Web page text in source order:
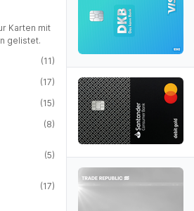
Karten mit
gelistet.
(11 )
(17)
(15)
(8)
(5)
(17)